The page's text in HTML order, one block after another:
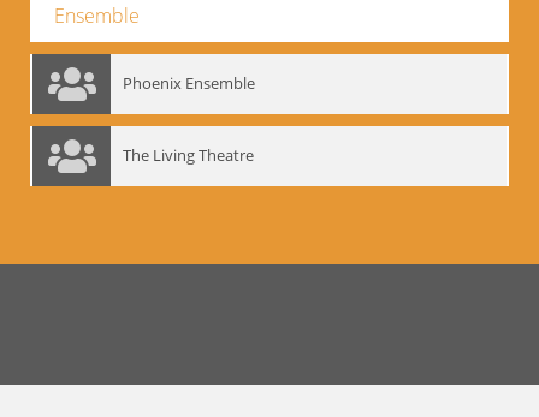
Ensemble
Phoenix Ensemble
The Living Theatre